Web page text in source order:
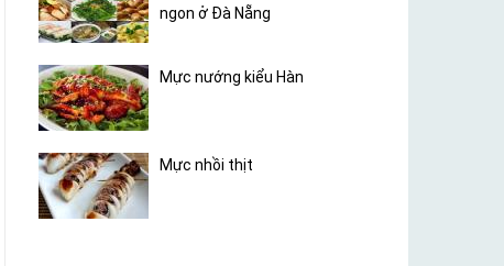
ngon ở Đà Nẵng
Mực nướng kiểu Hàn
Mực nhồi thịt